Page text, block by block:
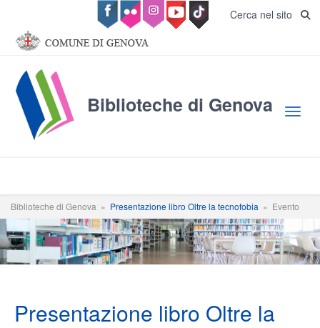
Salta al contenuto principale Cerca nel sito
Biblioteche di Genova
Biblioteche di Genova » Presentazione libro Oltre la tecnofobia » Evento
Presentazione libro Oltre la